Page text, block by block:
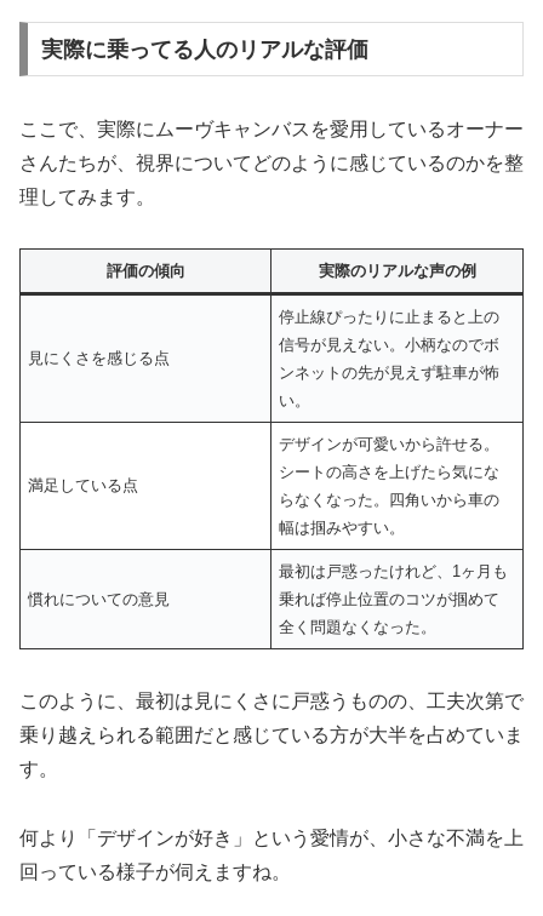
実際に乗ってる人のリアルな評価
ここで、実際にムーヴキャンバスを愛用しているオーナー
さんたちが、視界についてどのように感じているのかを整
理してみます。
評価の傾向 実際のリアルな声の例
見にくさを感じる点
停止線ぴったりに止まると上の
信号が見えない。小柄なのでボ
ンネットの先が見えず駐車が怖
い。
満足している点
デザインが可愛いから許せる。
シートの高さを上げたら気にな
らなくなった。四角いから車の
幅は掴みやすい。
慣れについての意見
最初は戸惑ったけれど、1ヶ月も
乗れば停止位置のコツが掴めて
全く問題なくなった。
このように、最初は見にくさに戸惑うものの、工夫次第で
乗り越えられる範囲だと感じている方が大半を占めていま
す。
何より「デザインが好き」という愛情が、小さな不満を上
回っている様子が伺えますね。